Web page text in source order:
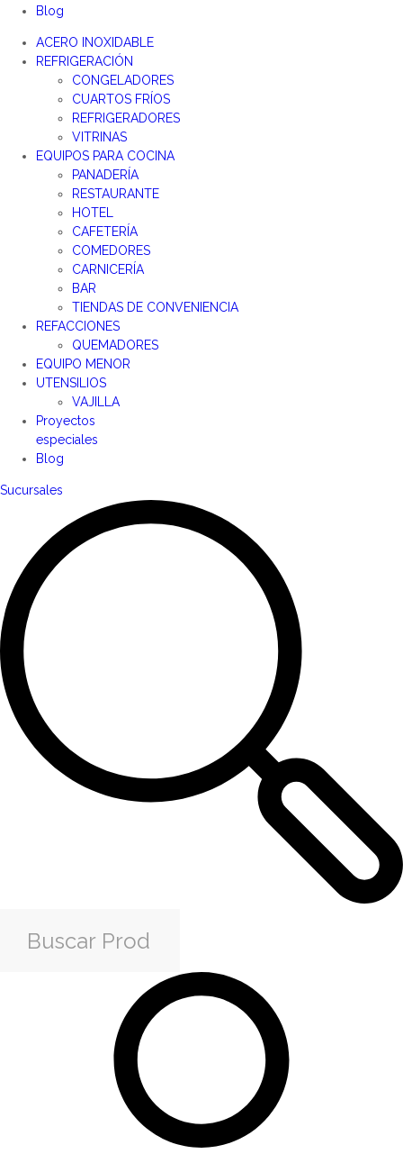
Blog
ACERO INOXIDABLE
REFRIGERACIÓN
CONGELADORES
CUARTOS FRÍOS
REFRIGERADORES
VITRINAS
EQUIPOS PARA COCINA
PANADERÍA
RESTAURANTE
HOTEL
CAFETERÍA
COMEDORES
CARNICERÍA
BAR
TIENDAS DE CONVENIENCIA
REFACCIONES
QUEMADORES
EQUIPO MENOR
UTENSILIOS
VAJILLA
Proyectos
especiales
Blog
Sucursales